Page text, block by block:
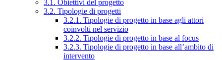
3.1. Obiettivi del progetto
3.2. Tipologie di progetti
3.2.1. Tipologie di progetto in base agli attori
coinvolti nel servizio
3.2.2. Tipologie di progetto in base al focus
3.2.3. Tipologie di progetto in base all’ambito di
intervento